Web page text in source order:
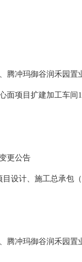
腾冲玛御谷润禾园
面项目扩建加工车间
更公告
设计、施工总承包
腾冲玛御谷润禾园